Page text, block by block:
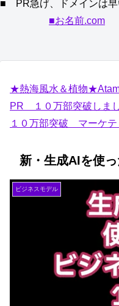
■ PR急げ、ドメインは早
■お名前.com
★熱海風水＆植物
PR １０万部突破しま
１０万部突破 マーケテ
新・生成AIを使
ビジネスモデル